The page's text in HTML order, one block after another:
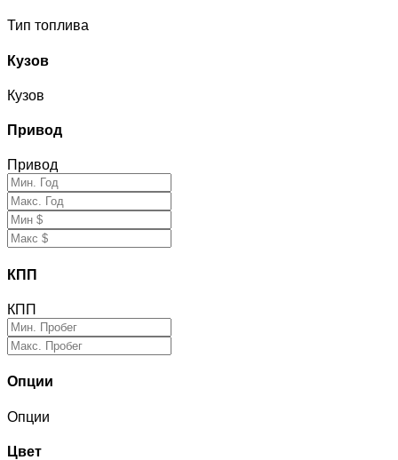
Тип топлива
Кузов
Кузов
Привод
Привод
КПП
КПП
Опции
Опции
Цвет